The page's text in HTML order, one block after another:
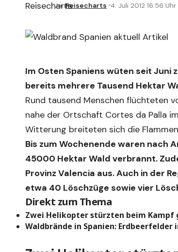
VonReisecharts 4. Juli 2012 16:56 Uhr
Im Osten Spaniens wüten seit Juni
bereits mehrere Tausend Hektar
Rund tausend Menschen flüchteten
nahe der Ortschaft Cortes da Palla
Witterung breiteten sich die
Bis zum Wochenende waren nach
45000 Hektar Wald verbrannt.
Provinz Valencia aus. Auch in der
etwa 40 Löschzüge sowie vier
Direkt zum Thema
Zwei Helikopter stürzten beim Kampf
Waldbrände in Spanien: Erdbeerfelder